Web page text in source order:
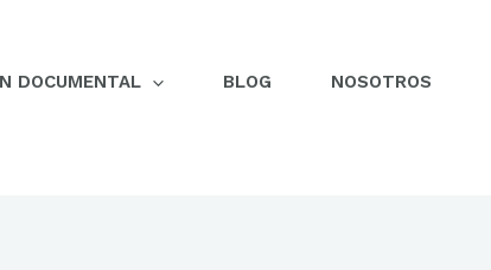
DOCUMENTAL BLOG
NOSOTROS